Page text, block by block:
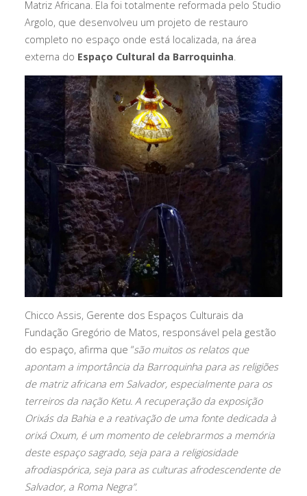
Matriz Africana. Ela foi totalmente reformada pelo Studio
Argolo, que desenvolveu um projeto de restauro
completo no espaço onde está localizada, na área
externa do Espaço Cultural da Barroquinha.
Chicco Assis, Gerente dos Espaços Culturais da
Fundação Gregório de Matos, responsável pela gestão
do espaço, afirma que “são muitos os relatos que
apontam a importância da Barroquinha para as religiões
de matriz africana em Salvador, especialmente para os
terreiros da nação Ketu. A recuperação da exposição
Orixás da Bahia e a reativação de uma fonte dedicada à
orixá Oxum, é um momento de celebrarmos a memória
deste espaço sagrado, seja para a religiosidade
afrodiaspórica, seja para as culturas afrodescendente de
Salvador, a Roma Negra”.